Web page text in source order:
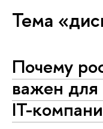
Тема
Почему
важен
IT-